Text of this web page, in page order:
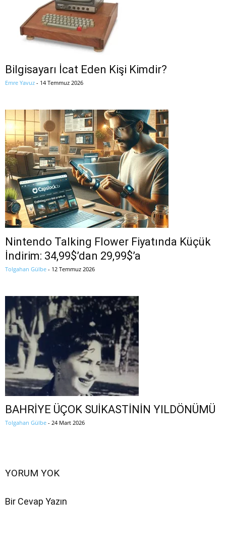
Bilgisayarı İcat Eden Kişi Kimdir?
Emre Yavuz - 14 Temmuz 2026
Nintendo Talking Flower Fiyatında Küçük
İndirim: 34,99$’dan 29,99$’a
Tolgahan Gülbe - 12 Temmuz 2026
BAHRİYE ÜÇOK SUİKASTİNİN YILDÖNÜMÜ
Tolgahan Gülbe - 24 Mart 2026
YORUM YOK
Bir Cevap Yazın